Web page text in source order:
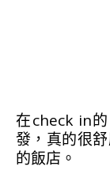
在check in
發，真的很
的飯店。